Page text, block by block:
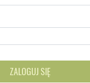
ZALOGUJ SIĘ